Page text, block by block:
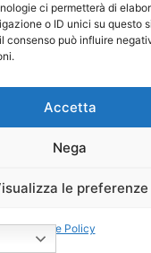
ci permetterà di
o ID unici su questo
consenso può influire
Accetta
Nega
le preferenze
Cookie Policy
09/07/2026